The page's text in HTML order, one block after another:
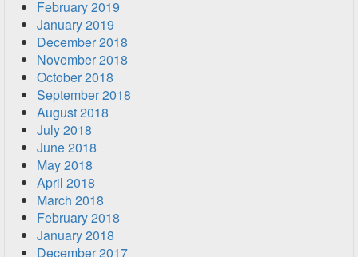
February 2019
January 2019
December 2018
November 2018
October 2018
September 2018
August 2018
July 2018
June 2018
May 2018
April 2018
March 2018
February 2018
January 2018
December 2017